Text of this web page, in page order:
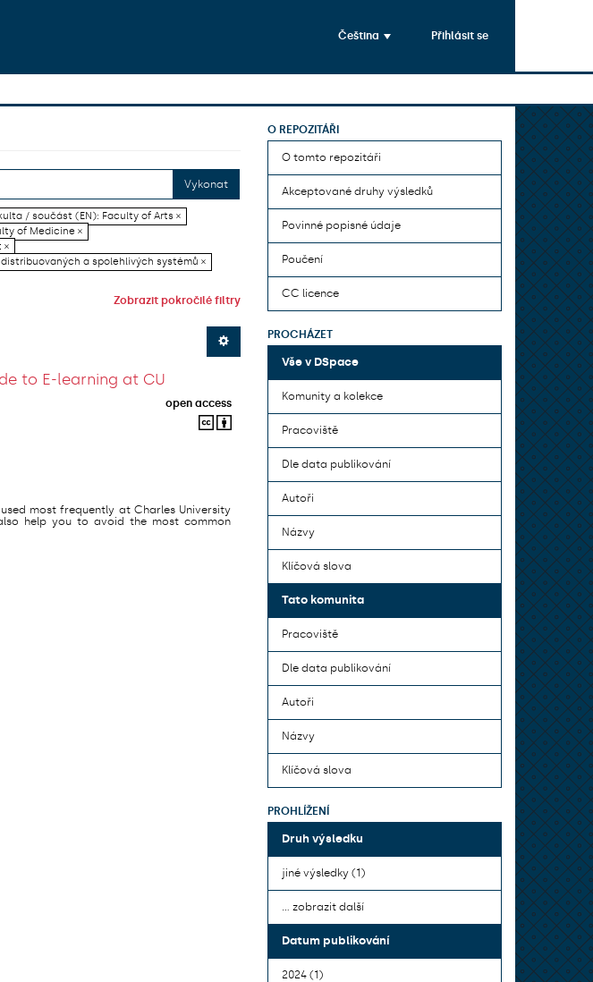
Čeština Přihlásit se
Vykonat
/ součást (EN): Faculty of Arts ×
of Medicine ×
×
a spolehlivých systémů ×
Zobrazit pokročilé filtry
to E-learning at CU
open access
most frequently at Charles University
help you to avoid the most common
O REPOZITÁŘI
O tomto repozitáři
Akceptované druhy výsledků
Povinné popisné údaje
Poučení
CC licence
PROCHÁZET
Vše v DSpace
Komunity a kolekce
Pracoviště
Dle data publikování
Autoři
Názvy
Klíčová slova
Tato komunita
Pracoviště
Dle data publikování
Autoři
Názvy
Klíčová slova
PROHLÍŽENÍ
Druh výsledku
jiné výsledky (1)
... zobrazit další
Datum publikování
2024 (1)